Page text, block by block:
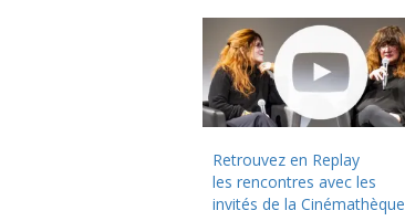
Retrouvez en Replay
les rencontres avec les
invités de la Cinémathèque